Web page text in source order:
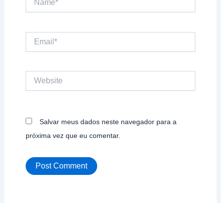
Website
Salvar meus dados neste navegador para a
próxima vez que eu comentar.